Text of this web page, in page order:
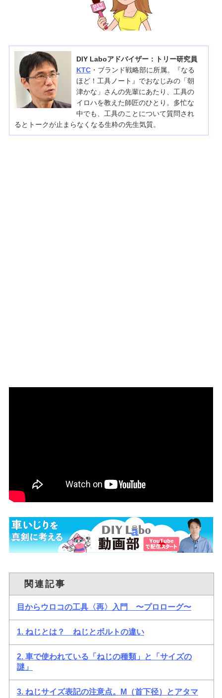
DIY Laboアドバイザー：トリー研究員
KTC・ブランド戦略部に所属。『なる
ほど！工具ノート』でおなじみの「朝
津かな」さんの先輩にあたり、工具の
イロハを教えた師匠のひとり。多忙な
中でも、工具のことについて質問され
るとトークが止まらなくなる生粋の先生気質。
関連記事
目からウロコの工具〈再〉入門 〜プロローグ〜
1. ねじとは？ ねじとボルトの違い
2. 車で使われている「ねじの種類」と「サイズの
謎」
3. ねじサイズ表記の注意点。M（首下径）とアタマ